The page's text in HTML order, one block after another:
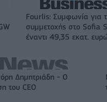
Fourlis: Συμφωνία για
συμμετοχής στο Sofia
έναντι 49,35 εκατ.
Δημητριάδη - Ο
του CEO